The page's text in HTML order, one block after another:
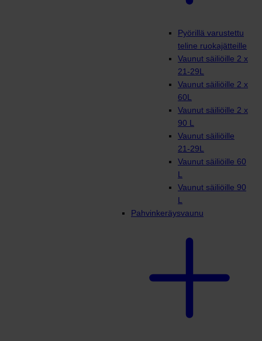
Pyörillä varustettu
teline ruokajätteille
Vaunut säiliöille 2 x
21-29L
Vaunut säiliöille 2 x
60L
Vaunut säiliöille 2 x
90 L
Vaunut säiliöille
21-29L
Vaunut säiliöille 60
L
Vaunut säiliöille 90
L
Pahvinkeräysvaunu